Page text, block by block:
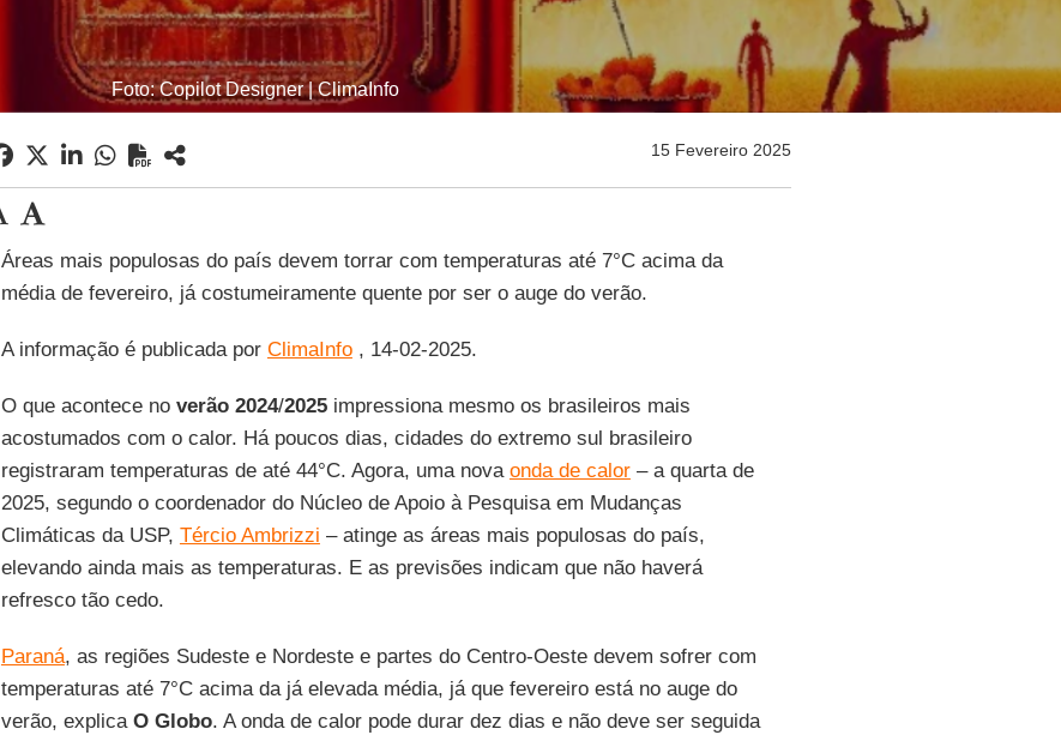
Foto: Copilot Designer | ClimaInfo
15 Fevereiro 2025
Áreas mais populosas do país devem torrar com temperaturas até 7°C acima da
média de fevereiro, já costumeiramente quente por ser o auge do verão.
A informação é publicada por ClimaInfo, 14-02-2025.
O que acontece no verão 2024/2025impressiona mesmo os brasileiros mais
acostumados com o calor. Há poucos dias, cidades do extremo sul brasileiro
registraram temperaturas de até 44°C. Agora, uma nova onda de calor– a quarta de
2025, segundo o coordenador do Núcleo de Apoio à Pesquisa em Mudanças
Climáticas da USP, Tércio Ambrizzi – atinge as áreas mais populosas do país,
elevando ainda mais as temperaturas. E as previsões indicam que não haverá
refresco tão cedo.
Paraná, as regiões Sudeste e Nordeste e partes do Centro-Oeste devem sofrer com
temperaturas até 7°C acima da já elevada média, já que fevereiro está no auge do
verão, explica O Globo. A onda de calor pode durar dez dias e não deve ser seguida